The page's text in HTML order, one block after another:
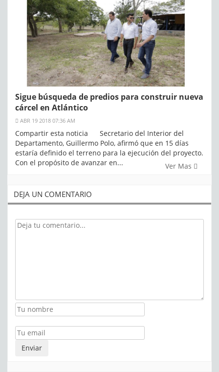
Sigue búsqueda de predios para construir nueva
cárcel en Atlántico
ABR 19 2018 07:36 AM
Compartir esta noticia Secretario del Interior del
Departamento, Guillermo Polo, afirmó que en 15 días
estaría definido el terreno para la ejecución del proyecto.
Con el propósito de avanzar en...
Ver Mas
DEJA UN COMENTARIO